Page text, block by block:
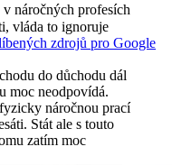
náročných profesích
vláda to ignoruje
zdrojů pro Google
do důchodu dál
moc neodpovídá.
náročnou prací
Stát ale s touto
zatím moc